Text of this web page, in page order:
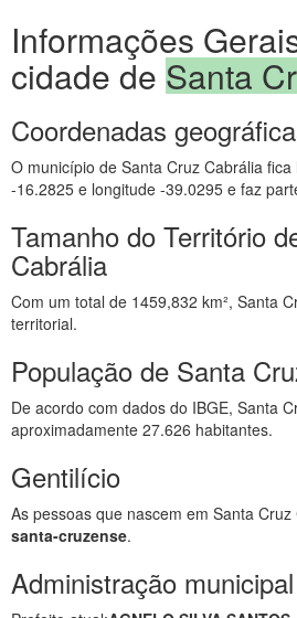
Informações
cidade de Santa
Coordenadas
O município de Santa Cruz Cabrália
-16.2825 e longitude -39.0295 e faz
Tamanho do Território
Cabrália
Com um total de 1459,832 km², Santa
territorial.
População de Santa
De acordo com dados do IBGE, Santa
aproximadamente 27.626 habitantes.
Gentilício
As pessoas que nascem em Santa
santa-cruzense.
Administração municipal